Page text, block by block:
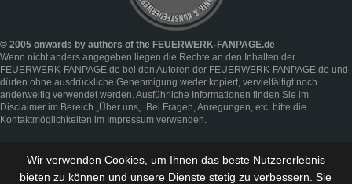
© 2005 onwards by authors of the FEUERWERK-FANPAGE.de
Wenn nicht anders angegeben liegen die Rechte an den Inhalten der
FEUERWERK-FANPAGE.de bei den Autoren der FEUERWERK-FANPAGE.de und
dürfen ohne ausdrückliche Genehmigung weder kopiert, vervielfältigt noch
anderweitig verwendet werden. Ausführliche Informationen finden Sie im
Disclaimer im Bereich „Über uns„. Bei Fragen, Anregungen, etc. bitte die
Kontaktmöglichkeiten im Impressum verwenden.
Wir verwenden Cookies, um Ihnen das beste Nutzererlebnis
bieten zu können und unsere Dienste stetig zu verbessern . Sie